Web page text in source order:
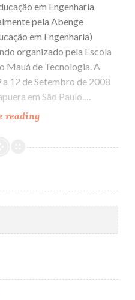
em Engenharia
pela Abenge
em Engenharia)
organizado pela Escola
Mauá de Tecnologia. A
12 de Setembro de 2008
em São Paulo.…
reading